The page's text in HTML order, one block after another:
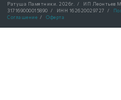
Ратуша Памятники. 2026г. / ИП Леонтьев
317169000015890
/ ИНН 162620029727 /
Соглашение / Оферта